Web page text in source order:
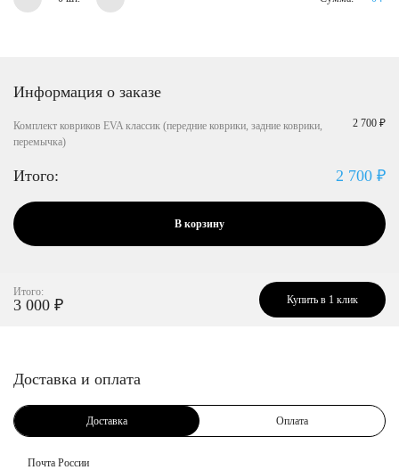
Информация о заказе
Комплект ковриков EVA классик (передние коврики, задние коврики,
перемычка)
2 700 ₽
Итого: 2 700 ₽
В корзину
Итого:
3 000 ₽ Купить в 1 клик
Доставка и оплата
Доставка Оплата
Почта России